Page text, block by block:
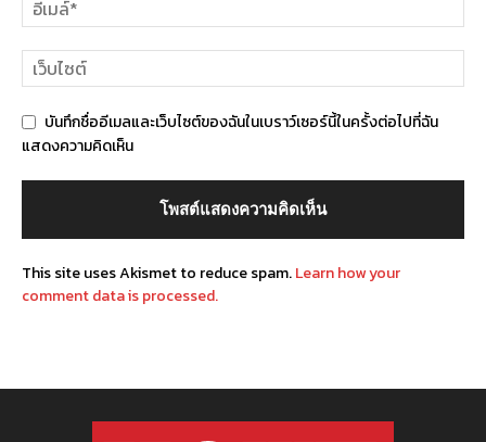
บันทึกชื่ออีเมลและเว็บไซต์ของฉันในเบราว์เซอร์นี้ในครั้งต่อไปที่ฉัน
แสดงความคิดเห็น
This site uses Akismet to reduce spam.Learn how your
comment data is processed.